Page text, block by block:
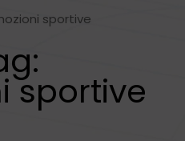
sportive
sportive